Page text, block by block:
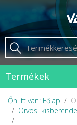
Termékek
Őn itt van: Főlap
Orvosi